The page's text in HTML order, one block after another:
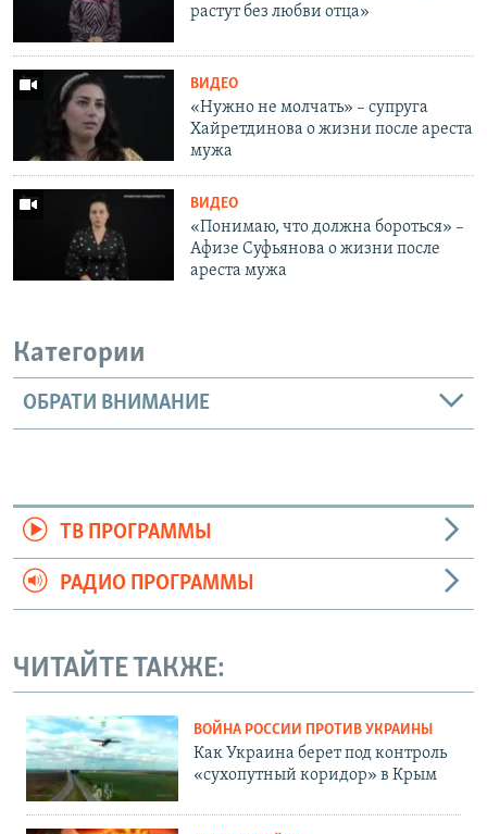
растут без любви отца»
ВИДЕО
«Нужно не молчать» – супруга
Хайретдинова о жизни после ареста
мужа
ВИДЕО
«Понимаю, что должна бороться» –
Афизе Суфьянова о жизни после
ареста мужа
Категории
ОБРАТИ ВНИМАНИЕ
ТВ ПРОГРАММЫ
РАДИО ПРОГРАММЫ
ЧИТАЙТЕ ТАКЖЕ:
ВОЙНА РОССИИ ПРОТИВ УКРАИНЫ
Как Украина берет под контроль
«сухопутный коридор» в Крым